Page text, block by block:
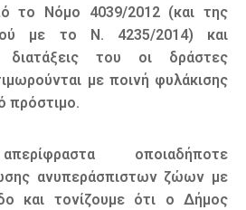
το Νόμο 4039/2012 (και της
με το Ν. 4235/2014) και
του οι δράστες
με ποινή φυλάκισης
πρόστιμο.
οποιαδήποτε
ανυπεράσπιστων ζώων με
και τονίζουμε ότι ο Δήμος